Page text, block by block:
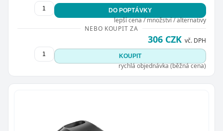
DO POPTÁVKY
lepší cena / množství / alternativy
NEBO KOUPIT ZA
306 CZK vč. DPH
KOUPIT
rychlá objednávka (běžná cena)